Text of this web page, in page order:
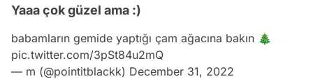
Yaaa çok güzel ama :)
babamların gemide yaptığı çam ağacına bakın 🎄
pic.twitter.com/3pSt84u2mQ
— m (@pointitblackk) December 31, 2022